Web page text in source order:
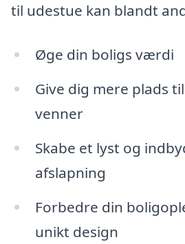
til udestue kan blandt
Øge din boligs værdi
Give dig mere plads
venner
Skabe et lyst og
afslapning
Forbedre din
unikt design